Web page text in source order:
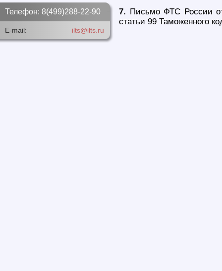
7. Письмо ФТС России
статьи 99 Таможенного
Телефон: 8(499)288-22-90
E-mail: ilts@ilts.ru